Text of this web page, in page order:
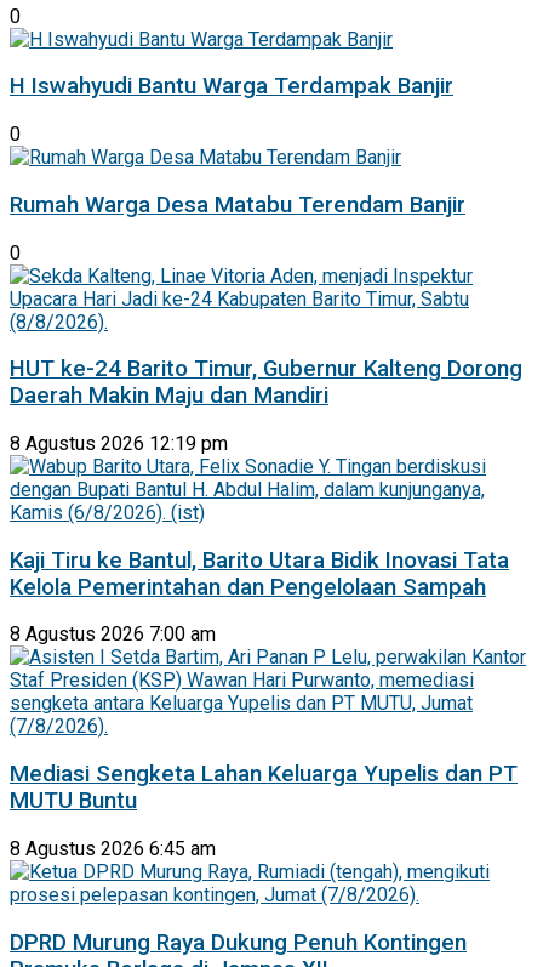
0
H Iswahyudi Bantu Warga Terdampak Banjir
0
Rumah Warga Desa Matabu Terendam Banjir
0
HUT ke-24 Barito Timur, Gubernur Kalteng Dorong
Daerah Makin Maju dan Mandiri
8 Agustus 2026 12:19 pm
Kaji Tiru ke Bantul, Barito Utara Bidik Inovasi Tata
Kelola Pemerintahan dan Pengelolaan Sampah
8 Agustus 2026 7:00 am
Mediasi Sengketa Lahan Keluarga Yupelis dan PT
MUTU Buntu
8 Agustus 2026 6:45 am
DPRD Murung Raya Dukung Penuh Kontingen